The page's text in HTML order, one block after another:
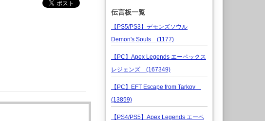
伝言板一覧
【PS5/PS3】デモンズソウル
Demon's Souls (1177)
【PC】Apex Legends エーペックス
レジェンズ (167349)
【PC】EFT Escape from Tarkov
(13859)
【PS4/PS5】Apex Legends エーペ